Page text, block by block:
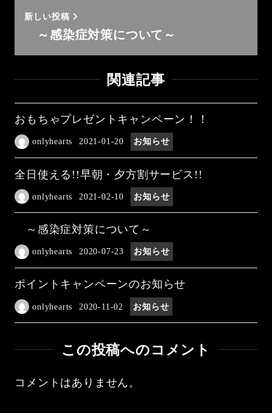
新しい投稿
～感染症対策について～
関連記事
おもちゃプレゼントキャンペーン！！
onlyhearts 2021-01-20 お知らせ
全日使える!!早朝・夕方割サービス!!
onlyhearts 2021-02-10 お知らせ
～感染症対策について～
onlyhearts 2020-07-23 お知らせ
ポイントキャンペーンのお知らせ
onlyhearts 2020-11-02 お知らせ
この投稿へのコメント
コメントはありません。